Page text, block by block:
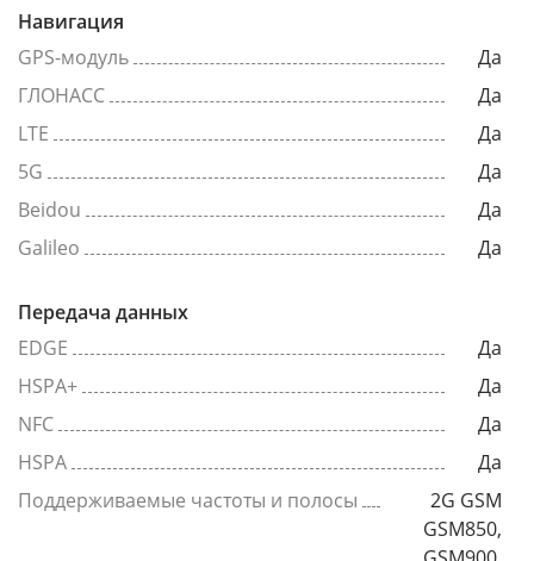
Навигация
GPS-модуль
Да
ГЛОНАСС
Да
LTE
Да
5G
Да
Beidou
Да
Galileo
Да
Передача данных
EDGE
Да
HSPA+
Да
NFC
Да
HSPA
Да
Поддерживаемые частоты и полосы
2G GSM
GSM850,